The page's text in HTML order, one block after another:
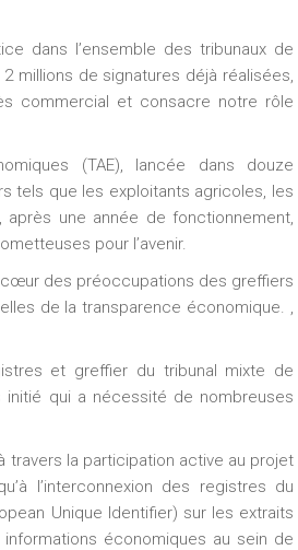
dans l’ensemble des tribunaux de
millions de signatures déjà réalisées,
commercial et consacre notre rôle
(TAE), lancée dans douze
tels que les exploitants agricoles, les
une année de fonctionnement,
pour l’avenir.
des préoccupations des greffiers
de la transparence économique. ,
et greffier du tribunal mixte de
initié qui a nécessité de nombreuses
travers la participation active au projet
l’interconnexion des registres du
Unique Identifier) sur les extraits
économiques au sein de